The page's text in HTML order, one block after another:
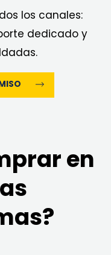
los canales:
dedicado y
en